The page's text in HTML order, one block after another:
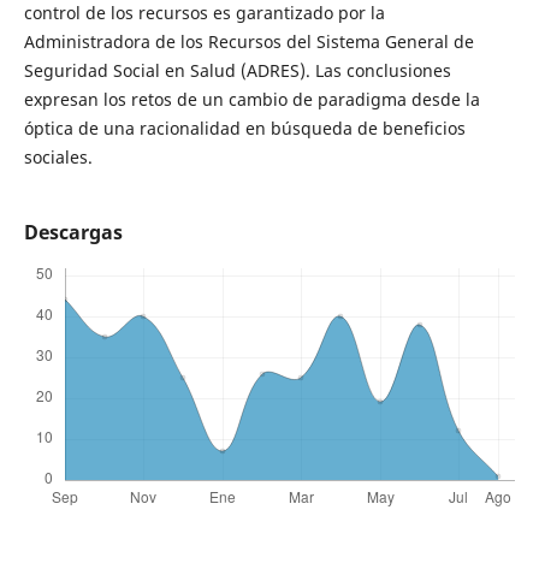
control de los recursos es garantizado por la
Administradora de los Recursos del Sistema General de
Seguridad Social en Salud (ADRES). Las conclusiones
expresan los retos de un cambio de paradigma desde la
óptica de una racionalidad en búsqueda de beneficios
sociales.
Descargas